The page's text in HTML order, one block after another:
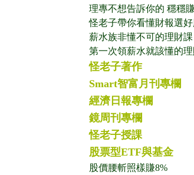
理專不想告訴你的 穩穩
怪老子帶你看懂財報選
薪水族非懂不可的理財課
第一次領薪水就該懂的
怪老子著作
Smart智富月刊專欄
經濟日報專欄
鏡周刊專欄
怪老子授課
股票型ETF與基金
股價腰斬照樣賺8%